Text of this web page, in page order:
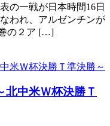
の一戦が日本時間16日
われ、アルゼンチンが
の２ア […]
中米Ｗ杯決勝Ｔ